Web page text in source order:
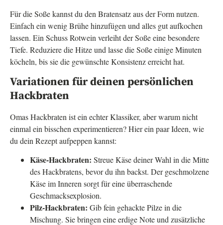
Für die Soße kannst du den Bratensatz aus der Form nutzen.
Einfach ein wenig Brühe hinzufügen und alles gut aufkochen
lassen. Ein Schuss Rotwein verleiht der Soße eine besondere
Tiefe. Reduziere die Hitze und lasse die Soße einige Minuten
köcheln, bis sie die gewünschte Konsistenz erreicht hat.
Variationen für deinen persönlichen
Hackbraten
Omas Hackbraten ist ein echter Klassiker, aber warum nicht
einmal ein bisschen experimentieren? Hier ein paar Ideen, wie
du dein Rezept aufpeppen kannst:
Käse-Hackbraten: Streue Käse deiner Wahl in die Mitte
des Hackbratens, bevor du ihn backst. Der geschmolzene
Käse im Inneren sorgt für eine überraschende
Geschmacksexplosion.
Pilz-Hackbraten: Gib fein gehackte Pilze in die
Mischung. Sie bringen eine erdige Note und zusätzliche